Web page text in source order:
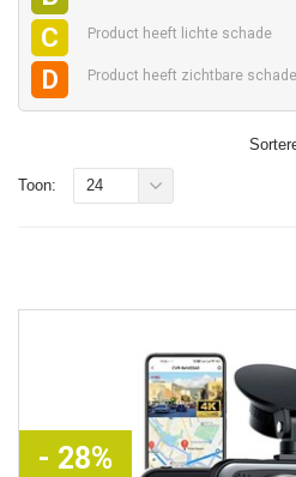
C Product heeft lichte schade
D Product heeft zichtbare schade
Toon: 24
- 28%